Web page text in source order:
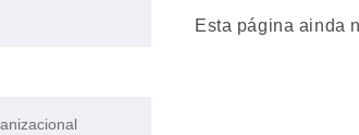
Esta página ainda